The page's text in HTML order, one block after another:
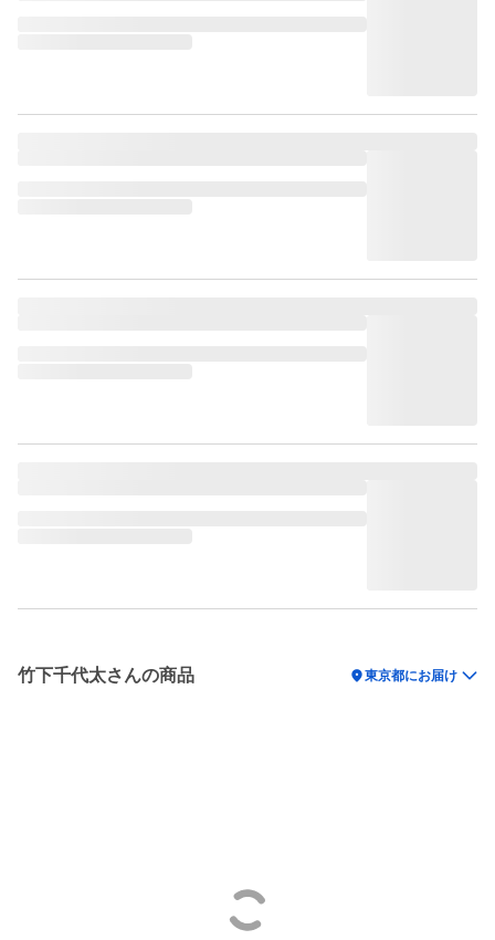
竹下千代太さんの商品 location_on東京都にお届け